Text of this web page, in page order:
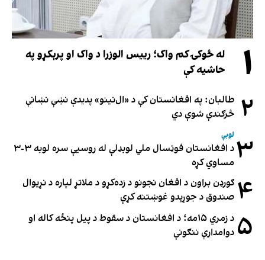
۱
له څوکۍ کم واک؛ رییس الوزرا د واک او پرېکړو په
حاشیه کې
۲ طالبان: په افغانستان کې د «ال‌نینو» پدیدې نښې نښانې
څرګندې شوې دي
۳ لوبې
د افغانستان فوټسال ملي لوبډلې له روسیې سره لوبه ۳-۳
مساوي کړه
۴ ګورډن براون د افغان نجونو د زده‌کړو د ملاتړ لپاره د نړیوال
صندوق د جوړېدو غوښتنه کړې
۵
د زمري ۱۵مه؛ د افغانستان د سقوط د پیل پنځه کاله او
دوامدارې ننګونې